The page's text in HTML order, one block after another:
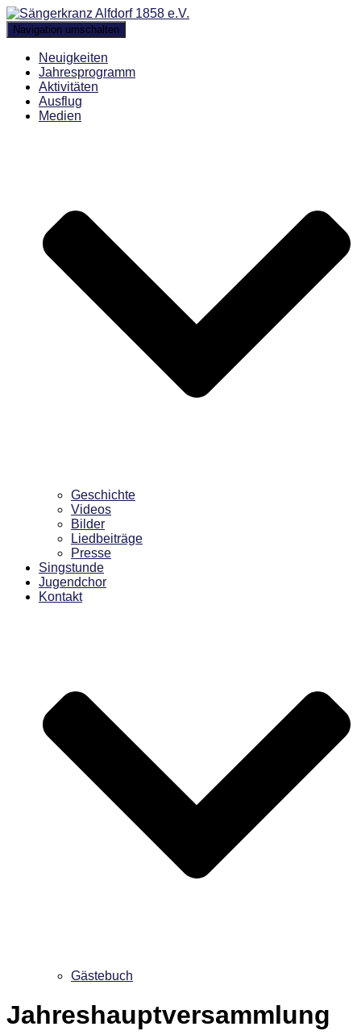
Navigation umschalten
Neuigkeiten
Jahresprogramm
Aktivitäten
Ausflug
Medien
Geschichte
Videos
Bilder
Liedbeiträge
Presse
Singstunde
Jugendchor
Kontakt
Gästebuch
Jahreshauptversammlung